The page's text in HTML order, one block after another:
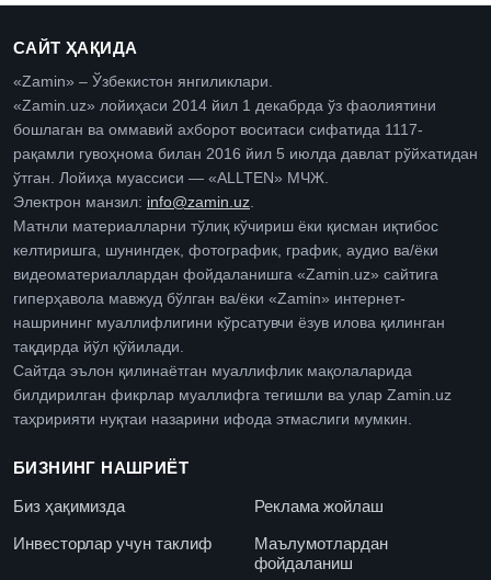
САЙТ ҲАҚИДА
«Zamin» – Ўзбекистон янгиликлари.
«Zamin.uz» лойиҳаси 2014 йил 1 декабрда ўз фаолиятини
бошлаган ва оммавий ахборот воситаси сифатида 1117-
рақамли гувоҳнома билан 2016 йил 5 июлда давлат рўйхатидан
ўтган. Лойиҳа муассиси — «ALLTEN» МЧЖ.
Электрон манзил: info@zamin.uz.
Матнли материалларни тўлиқ кўчириш ёки қисман иқтибос
келтиришга, шунингдек, фотографик, график, аудио ва/ёки
видеоматериаллардан фойдаланишга «Zamin.uz» сайтига
гиперҳавола мавжуд бўлган ва/ёки «Zamin» интернет-
нашрининг муаллифлигини кўрсатувчи ёзув илова қилинган
тақдирда йўл қўйилади.
Сайтда эълон қилинаётган муаллифлик мақолаларида
билдирилган фикрлар муаллифга тегишли ва улар Zamin.uz
таҳририяти нуқтаи назарини ифода этмаслиги мумкин.
БИЗНИНГ НАШРИЁТ
Биз ҳақимизда
Реклама жойлаш
Инвесторлар учун таклиф
Маълумотлардан
фойдаланиш